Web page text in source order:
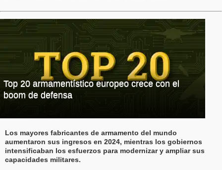
Top 20 armamentístico europeo crece con el
boom de defensa
Los mayores fabricantes de armamento del mundo
aumentaron sus ingresos en 2024, mientras los gobiernos
intensificaban los esfuerzos para modernizar y ampliar sus
capacidades militares.